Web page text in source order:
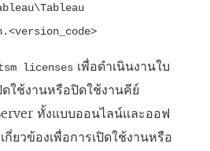
ง
ใ
ห
ม่
licenses เพื่อดำเนินงานใบ
ใช้งานหรือปิดใช้งานคีย์
ทั้งแบบออนไลน์และออฟ
ยวข้องเพื่อการเปิดใช้งานหรือ